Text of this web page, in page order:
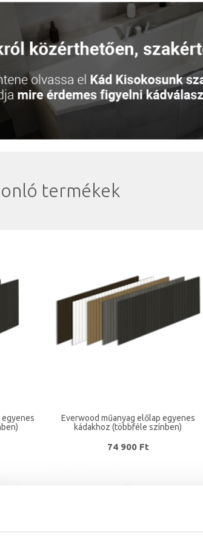
termékek
Everwood műanyag előlap egyenes
kádakhoz (többféle színben)
74 900 Ft